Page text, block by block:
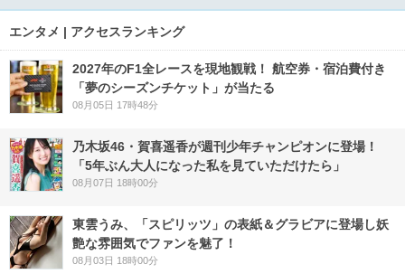
エンタメ | アクセスランキング
2027年のF1全レースを現地観戦！ 航空券・宿泊費付き
「夢のシーズンチケット」が当たる
08月05日 17時48分
乃木坂46・賀喜遥香が週刊少年チャンピオンに登場！
「5年ぶん大人になった私を見ていただけたら」
08月07日 18時00分
東雲うみ、「スピリッツ」の表紙＆グラビアに登場し妖
艶な雰囲気でファンを魅了！
08月03日 18時00分